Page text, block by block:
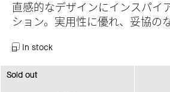
直感的なデザインにインスパイ
ション。実用性に優れ、妥協の
In stock
Sold out
Sold out